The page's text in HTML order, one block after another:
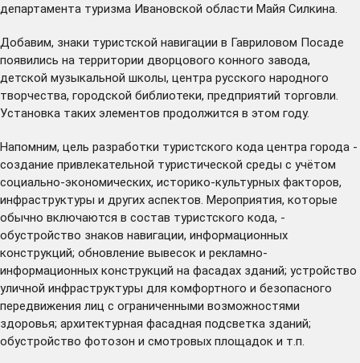
департамента туризма Ивановской области Майя Силкина.
Добавим, знаки туристской навигации в Гавриловом Посаде
появились на территории дворцового конного завода,
детской музыкальной школы, центра русского народного
творчества, городской библиотеки, предприятий торговли.
Установка таких элементов продолжится в этом году.
Напомним, цель разработки туристского кода центра города -
создание привлекательной туристической среды с учётом
социально-экономических, историко-культурных факторов,
инфраструктуры и других аспектов. Мероприятия, которые
обычно включаются в состав туристского кода, -
обустройство знаков навигации, информационных
конструкций; обновление вывесок и рекламно-
информационных конструкций на фасадах зданий; устройство
уличной инфраструктуры для комфортного и безопасного
передвижения лиц с ограниченными возможностями
здоровья; архитектурная фасадная подсветка зданий;
обустройство фотозон и смотровых площадок и т.п.